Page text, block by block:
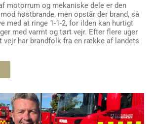
motorrum og mekaniske dele er den
høstbrande, men opstår der brand, så
med at ringe 1-1-2, for ilden kan hurtigt
med varmt og tørt vejr. Efter flere uger
vejr har brandfolk fra en række af landets